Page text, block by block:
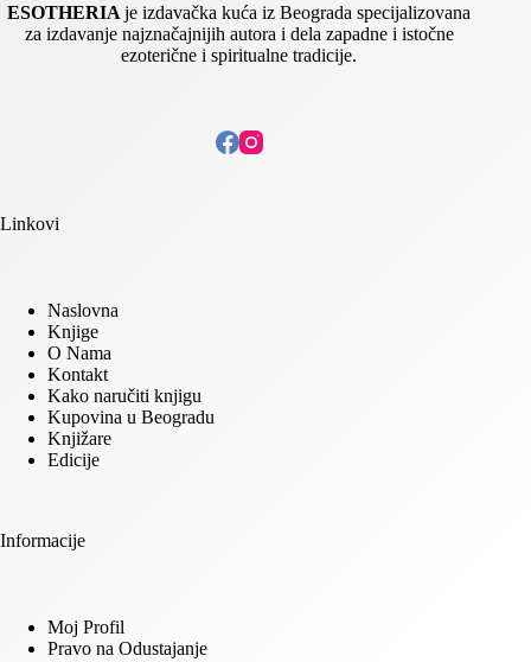
ESOTHERIAje izdavačka kuća iz Beograda specijalizovana
za izdavanje najznačajnijih autora i dela zapadne i istočne
ezoterične i spiritualne tradicije.
Linkovi
Naslovna
Knjige
O Nama
Kontakt
Kako naručiti knjigu
Kupovina u Beogradu
Knjižare
Edicije
Informacije
Moj Profil
Pravo na Odustajanje